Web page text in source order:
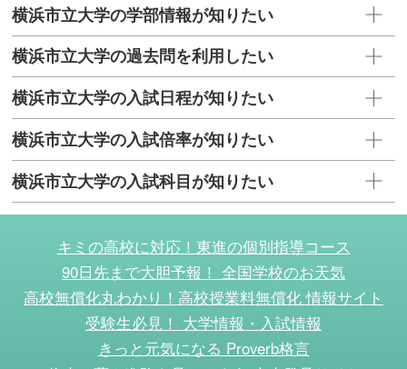
横浜市立大学の学部情報が知りたい
横浜市立大学の過去問を利用したい
横浜市立大学の入試日程が知りたい
横浜市立大学の入試倍率が知りたい
横浜市立大学の入試科目が知りたい
キミの高校に対応！東進の個別指導コース
90日先まで大胆予報！ 全国学校のお天気
高校無償化丸わかり！高校授業料無償化 情報サイト
受験生必見！ 大学情報・入試情報
きっと元気になる Proverb格言